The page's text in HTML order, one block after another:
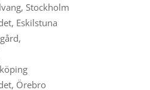
Stockholm
Eskilstuna
Örebro